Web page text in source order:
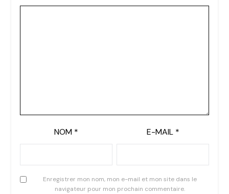
NOM * E-MAIL *
Enregistrer mon nom, mon e-mail et mon site dans le
navigateur pour mon prochain commentaire.